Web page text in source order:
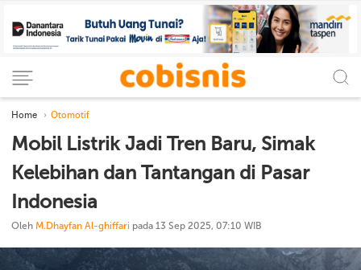
Home Otomotif
Mobil Listrik Jadi Tren Baru, Simak
Kelebihan dan Tantangan di Pasar
Indonesia
Oleh M.Dhayfan Al-ghiffari pada 13 Sep 2025, 07:10 WIB